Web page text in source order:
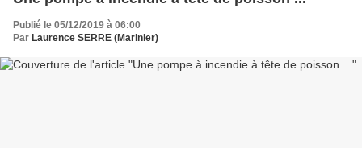
Publié le 05/12/2019 à 06:00
Par Laurence SERRE (Marinier)